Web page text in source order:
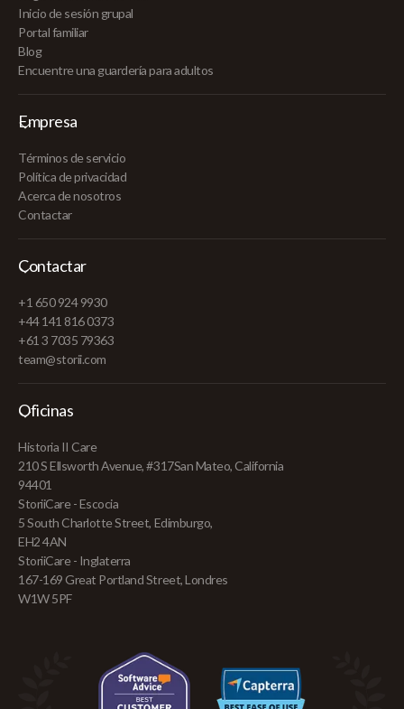
Inicio de sesión grupal
Portal familiar
Blog
Encuentre una guardería para adultos
Empresa
Términos de servicio
Política de privacidad
Acerca de nosotros
Contactar
Contactar
+1 650 924 9930
+44 141 816 0373
+61 3 7035 79363
team@storii.com
Oficinas
Historia II Care
210 S Ellsworth Avenue, #317San Mateo, California
94401
StoriiCare - Escocia
5 South Charlotte Street, Edimburgo,
EH2 4AN
StoriiCare - Inglaterra
167-169 Great Portland Street, Londres
W1W 5PF